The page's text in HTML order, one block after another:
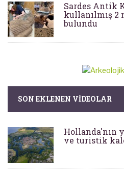
Sardes Antik
kullanılmış
bulundu
SON EKLENEN VIDEOLAR
Hollanda'nın
ve turistik